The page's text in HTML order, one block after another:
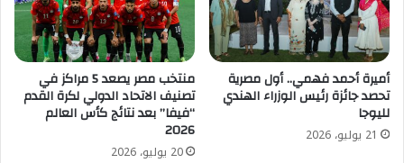
أميرة أحمد فهمي.. أول مصرية
تحصد جائزة رئيس الوزراء الهندي
لليوجا
21 يوليو، 2026
منتخب مصر يصعد 5 مراكز في
تصنيف الاتحاد الدولي لكرة القدم
“فيفا” بعد نتائج كأس العالم
2026
20 يوليو، 2026